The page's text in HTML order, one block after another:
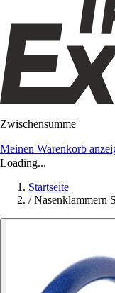
Zwischensumme
Meinen Warenkorb
Loading...
Startseite
/ Nasenklammern